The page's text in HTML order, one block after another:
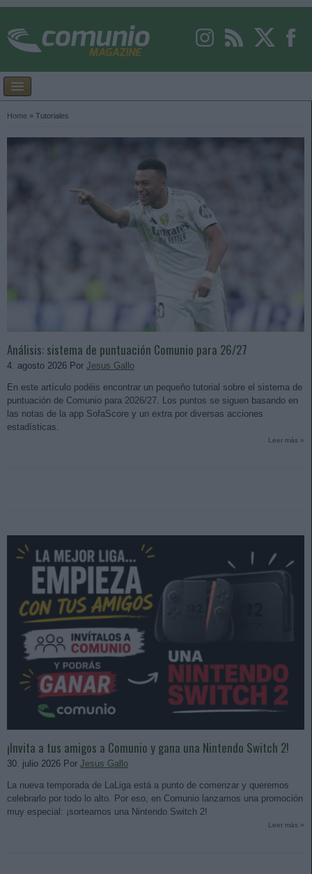
Home » Tutoriales
Análisis: sistema de puntuación Comunio para 26/27
4. agosto 2026 Por Jesus Gallo
En este artículo podéis encontrar un pequeño tutorial sobre el sistema de
puntuación de Comunio para 2026/27. Los puntos se siguen basando en
las notas de la app SofaScore y un extra por diversas acciones
estadísticas.
Leer más »
¡Invita a tus amigos a Comunio y gana una Nintendo Switch 2!
30. julio 2026 Por Jesus Gallo
La nueva temporada de LaLiga está a punto de comenzar y queremos
celebrarlo por todo lo alto. Por eso, en Comunio lanzamos una promoción
muy especial: ¡sorteamos una Nintendo Switch 2!
Leer más »